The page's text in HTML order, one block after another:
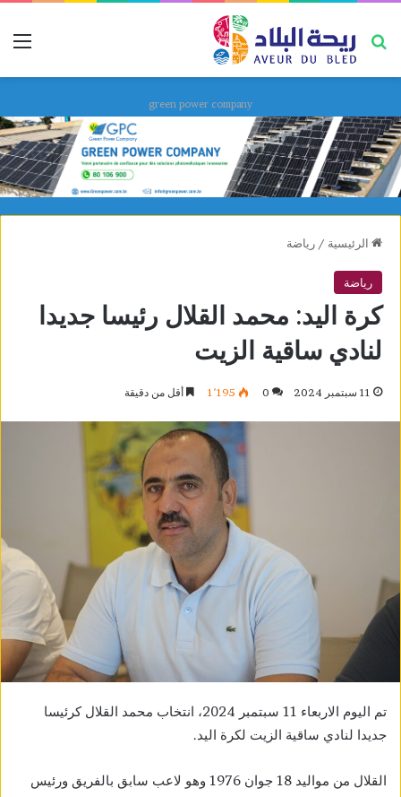
بحث عن
green power company
الرئيسية / رياضة
رياضة
كرة اليد: محمد القلال رئيسا جديدا
لنادي ساقية الزيت
11 سبتمبر 2024 0 1٬195 أقل من دقيقة
تم اليوم الاربعاء 11 سبتمبر 2024، انتخاب محمد القلال كرئيسا
جديدا لنادي ساقية الزيت لكرة اليد.
القلال من مواليد 18 جوان 1976 وهو لاعب سابق بالفريق ورئيس